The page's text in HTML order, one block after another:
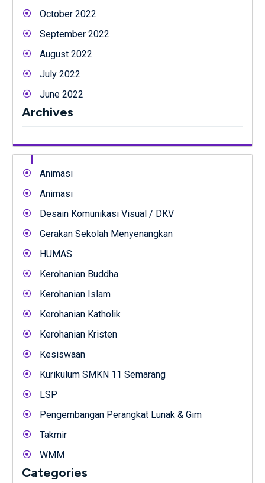
October 2022
September 2022
August 2022
July 2022
June 2022
Archives
Animasi
Animasi
Desain Komunikasi Visual / DKV
Gerakan Sekolah Menyenangkan
HUMAS
Kerohanian Buddha
Kerohanian Islam
Kerohanian Katholik
Kerohanian Kristen
Kesiswaan
Kurikulum SMKN 11 Semarang
LSP
Pengembangan Perangkat Lunak & Gim
Takmir
WMM
Categories